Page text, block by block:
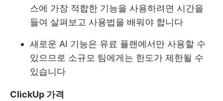
스에 가장 적합한 기능을 사용하려면 시간을
들여 살펴보고 사용법을 배워야 합니다
새로운 AI 기능은 유료 플랜에서만 사용할 수
있으므로 소규모 팀에게는 한도가 제한될 수
있습니다
ClickUp 가격